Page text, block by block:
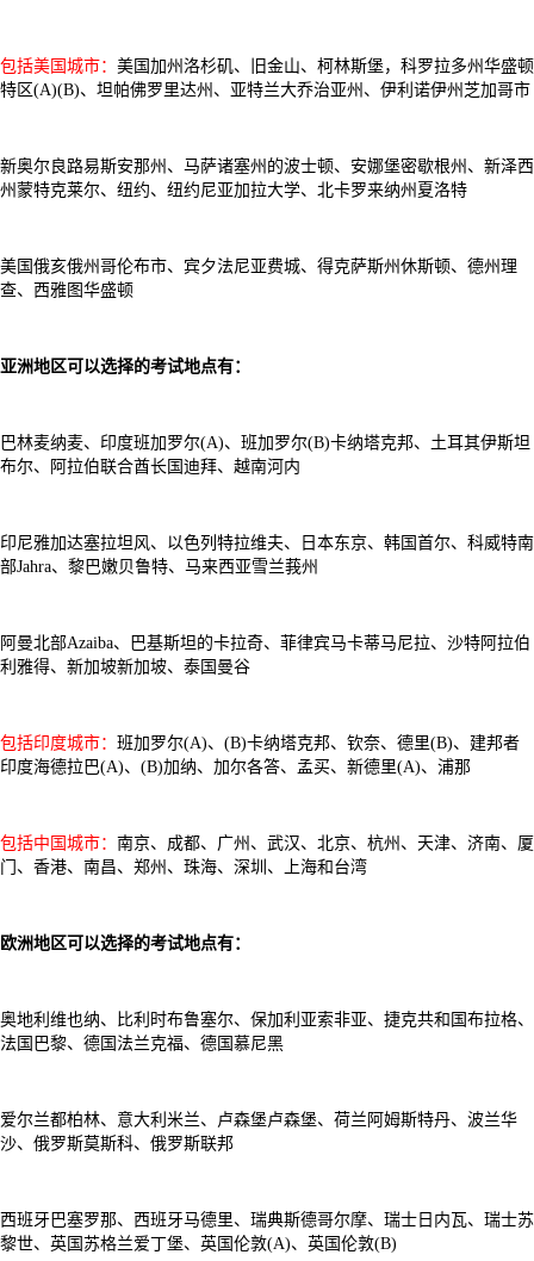
包括美国城市： 美国加州洛杉矶、旧金山、柯林斯堡，科罗拉多州华盛顿
特区(A)(B)、坦帕佛罗里达州、亚特兰大乔治亚州、伊利诺伊州芝加哥市
新奥尔良路易斯安那州、马萨诸塞州的波士顿、安娜堡密歇根州、新泽西
州蒙特克莱尔、纽约、纽约尼亚加拉大学、北卡罗来纳州夏洛特
美国俄亥俄州哥伦布市、宾夕法尼亚费城、得克萨斯州休斯顿、德州理
查、西雅图华盛顿
亚洲地区可以选择的考试地点有：
巴林麦纳麦、印度班加罗尔(A)、班加罗尔(B)卡纳塔克邦、土耳其伊斯坦
布尔、阿拉伯联合酋长国迪拜、越南河内
印尼雅加达塞拉坦风、以色列特拉维夫、日本东京、韩国首尔、科威特南
部Jahra、黎巴嫩贝鲁特、马来西亚雪兰莪州
阿曼北部Azaiba、巴基斯坦的卡拉奇、菲律宾马卡蒂马尼拉、沙特阿拉伯
利雅得、新加坡新加坡、泰国曼谷
包括印度城市： 班加罗尔(A)、(B)卡纳塔克邦、钦奈、德里(B)、建邦者
印度海德拉巴(A)、(B)加纳、加尔各答、孟买、新德里(A)、浦那
包括中国城市： 南京、成都、广州、武汉、北京、杭州、天津、济南、厦
门、香港、南昌、郑州、珠海、深圳、上海和台湾
欧洲地区可以选择的考试地点有：
奥地利维也纳、比利时布鲁塞尔、保加利亚索非亚、捷克共和国布拉格、
法国巴黎、德国法兰克福、德国慕尼黑
爱尔兰都柏林、意大利米兰、卢森堡卢森堡、荷兰阿姆斯特丹、波兰华
沙、俄罗斯莫斯科、俄罗斯联邦
西班牙巴塞罗那、西班牙马德里、瑞典斯德哥尔摩、瑞士日内瓦、瑞士苏
黎世、英国苏格兰爱丁堡、英国伦敦(A)、英国伦敦(B)